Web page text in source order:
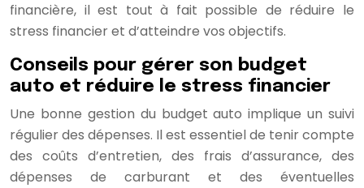
financière, il est tout à fait possible de réduire le
stress financier et d’atteindre vos objectifs.
Conseils pour gérer son budget
auto et réduire le stress financier
Une bonne gestion du budget auto implique un suivi
régulier des dépenses. Il est essentiel de tenir compte
des coûts d’entretien, des frais d’assurance, des
dépenses de carburant et des éventuelles